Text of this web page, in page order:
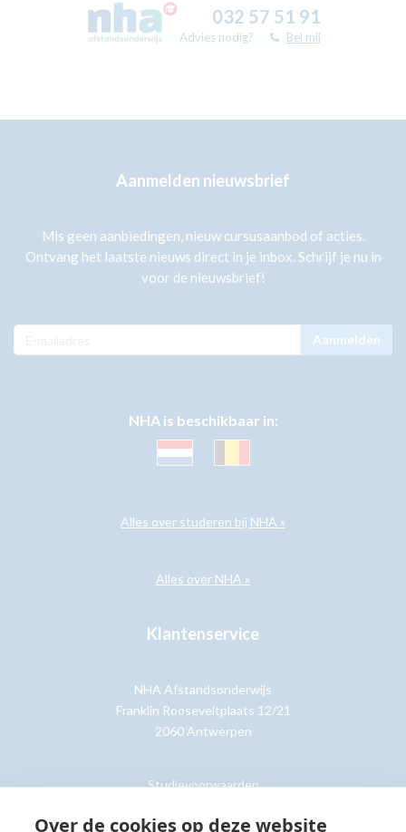
Over de cookies op deze website
032 57 51 91
Advies nodig? Bel mij
Aanmelden nieuwsbrief
Mis geen aanbiedingen, nieuw cursusaanbod of acties.
Ontvang het laatste nieuws direct in je inbox. Schrijf je nu in
voor de nieuwsbrief!
Aanmelden
NHA is beschikbaar in:
Alles over studeren bij NHA »
Alles over NHA »
Klantenservice
NHA Afstandsonderwijs
Franklin Rooseveltplaats 12/21
2060 Antwerpen
Studievoorwaarden